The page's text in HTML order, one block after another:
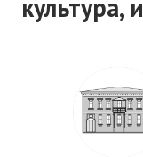
культура,